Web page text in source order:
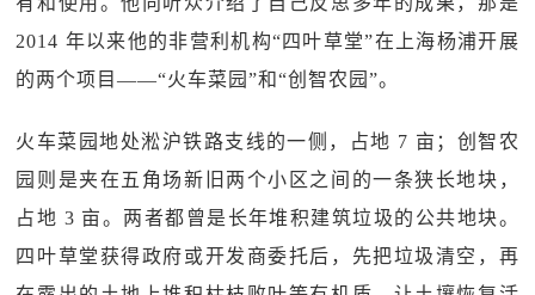
2014 年以来他的非营利机构“四叶草堂”在上海杨浦开展
的两个项目——“火车菜园”和“创智农园”。
火车菜园地处淞沪铁路支线的一侧，占地 7 亩；创智农
园则是夹在五角场新旧两个小区之间的一条狭长地块，
占地 3 亩。两者都曾是长年堆积建筑垃圾的公共地块。
四叶草堂获得政府或开发商委托后，先把垃圾清空，再